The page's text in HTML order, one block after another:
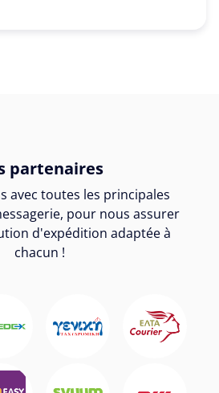
partenaires
avec toutes les principales
pour nous assurer
d'expédition adaptée à
chacun !